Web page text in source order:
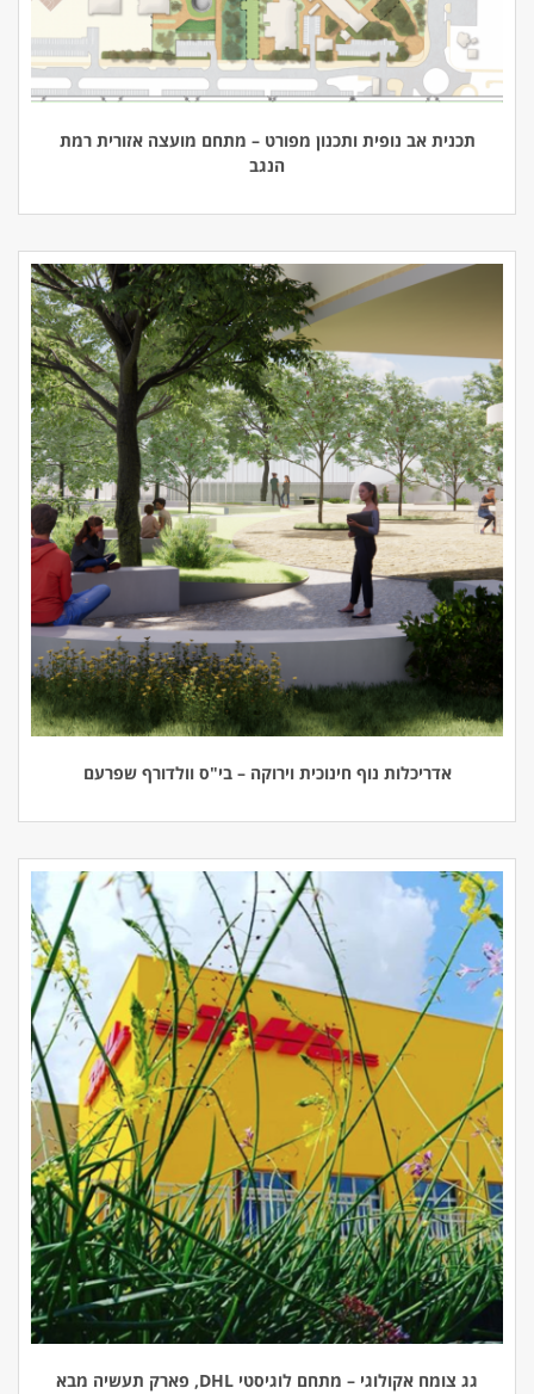
תכנית אב נופית ותכנון מפורט – מתחם מועצה אזורית רמת
הנגב
אדריכלות נוף חינוכית וירוקה – בי"ס וולדורף שפרעם
גג צומח אקולוגי – מתחם לוגיסטי DHL, פארק תעשיה מבא